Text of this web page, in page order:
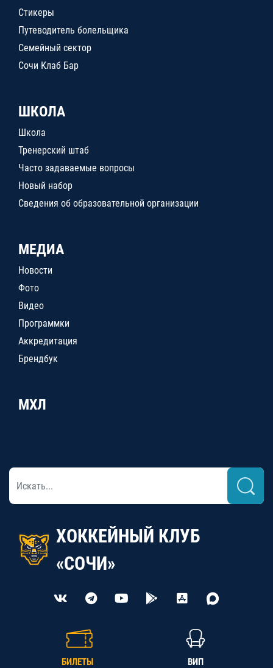
Стикеры
Путеводитель болельщика
Семейный сектор
Сочи Клаб Бар
ШКОЛА
Школа
Тренерский штаб
Часто задаваемые вопросы
Новый набор
Сведения об образовательной организации
МЕДИА
Новости
Фото
Видео
Программки
Аккредитация
Брендбук
МХЛ
ХОККЕЙНЫЙ КЛУБ
«СОЧИ»
БИЛЕТЫ ВИП